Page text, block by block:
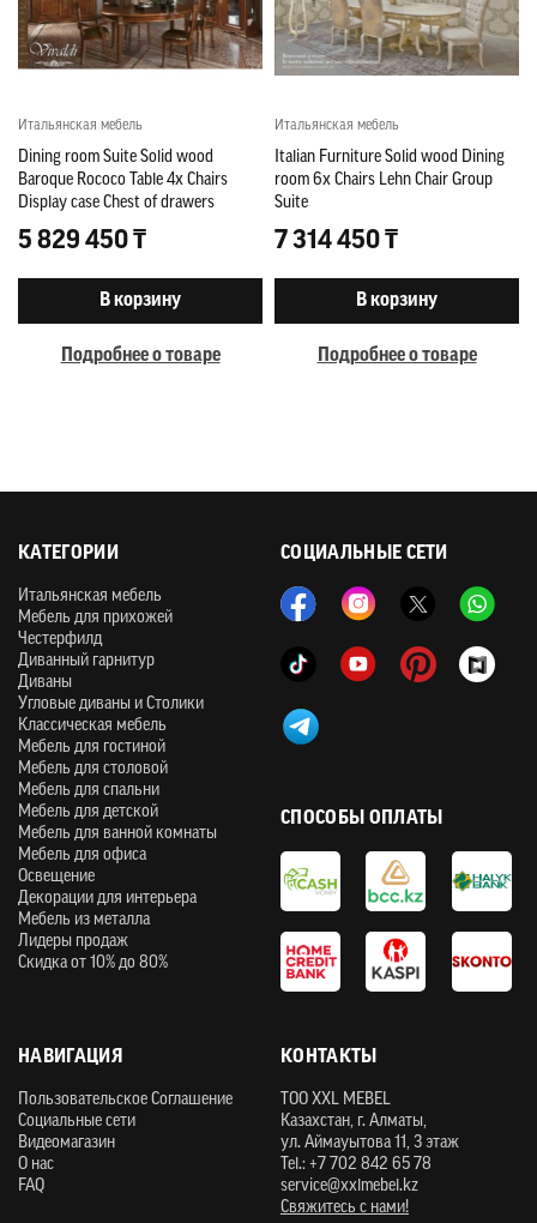
Итальянская мебель
Dining room Suite Solid wood
Baroque Rococo Table 4x Chairs
Display case Chest of drawers
5 829 450 ₸
В корзину
Подробнее о товаре
Итальянская мебель
Italian Furniture Solid wood Dining
room 6x Chairs Lehn Chair Group
Suite
7 314 450 ₸
В корзину
Подробнее о товаре
СОЦИАЛЬНЫЕ СЕТИ
КАТЕГОРИИ
Итальянская мебель
Мебель для прихожей
Честерфилд
Диванный гарнитур
Диваны
Угловые диваны и Столики
Классическая мебель
Мебель для гостиной
Мебель для столовой
Мебель для спальни
Мебель для детской
Мебель для ванной комнаты
Мебель для офиса
Освещение
Декорации для интерьера
Мебель из металла
Лидеры продаж
Скидка от 10% до 80%
НАВИГАЦИЯ
Пользовательское Соглашение
Социальные сети
Видеомагазин
О нас
FAQ
СПОСОБЫ ОПЛАТЫ
КОНТАКТЫ
ТOO XXL MEBEL
Казахстан, г. Алматы,
ул. Аймауытова 11, 3 этаж
Tel.: +7 702 842 65 78
service@xxlmebel.kz
Свяжитесь с нами!